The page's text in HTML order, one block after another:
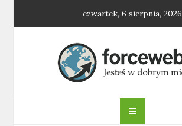
czwartek, 6 sierpnia, 2026
forceweb.pl